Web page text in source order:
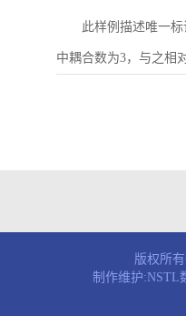
此样例描述唯一标
中耦合数为3，与之相
版权所
制作维护:NSTL